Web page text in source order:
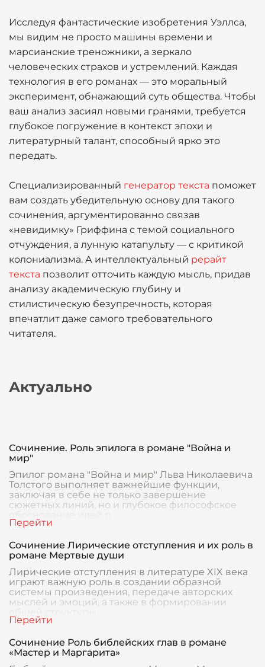
Исследуя фантастические изобретения Уэллса,
мы видим не просто машины времени и
марсианские треножники, а зеркало
человеческих страхов и устремлений. Каждая
технология в его романах — это моральный
эксперимент, обнажающий суть общества. Чтобы
ваш анализ засиял новыми гранями, требуется
глубокое погружение в контекст эпохи и
литературный талант, способный ярко это
передать.
Специализированный генератор текста поможет
вам создать убедительную основу для такого
сочинения, аргументированно связав
«невидимку» Гриффина с темой социального
отчуждения, а лунную катапульту — с критикой
колониализма. А интеллектуальный рерайт
текста позволит отточить каждую мысль, придав
анализу академическую глубину и
стилистическую безупречность, которая
впечатлит даже самого требовательного
читателя.
Актуально
Сочинение. Роль эпилога в романе "Война и
мир"
Эпилог романа "Война и мир" Льва Николаевича
Толстого выполняет важнейшие функции,
заключая в себе не только завершение
сюжетных линий, но и глубокое философское
обоснование идей п
Сочинение Лирические отступления и их роль в
романе Мертвые души
Лирические отступления в литературе XIX века
играют важную роль в создании образной
системы произведения, передаче авторских
мыслей и эмоций, а также в формировании
общей структуры
Сочинение Роль библейских глав в романе
«Мастер и Маргарита»